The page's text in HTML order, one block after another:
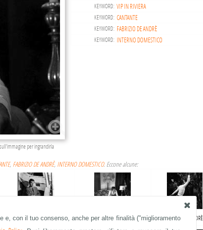
con il tuo consenso, anche per altre finalità ("miglioramento
per ingrandirla
KEYWORD: VIP IN RIVIERA
KEYWORD: CANTANTE
KEYWORD: FABRIZIO DE ANDRÈ
KEYWORD: INTERNO DOMESTICO
, FABRIZIO DE ANDRÈ, INTERNO DOMESTICO. Eccone alcune:
FABRIZIO DE ANDRÈ FABRIZIO DE ANDRÈ FABRIZIO DE ANDRÈ